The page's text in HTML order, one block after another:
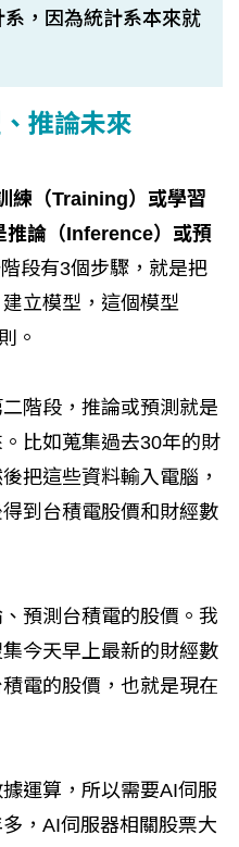
，因為統計系本來就
推論未來
練（Training）或學習
推論（Inference）或預
階段有3個步驟，就是把
立模型，這個模型
。
階段，推論或預測就是
比如蒐集過去30年的財
把這些資料輸入電腦，
到台積電股價和財經數
預測台積電的股價。我
今天早上最新的財經數
電的股價，也就是現在
運算，所以需要AI伺服
，AI伺服器相關股票大